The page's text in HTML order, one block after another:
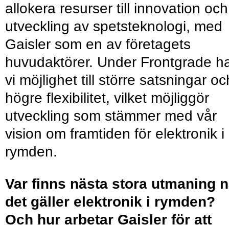
allokera resurser till innovation och
utveckling av spetsteknologi, med
Gaisler som en av företagets
huvudaktörer. Under Frontgrade
vi möjlighet till större satsningar
högre flexibilitet, vilket möjliggör
utveckling som stämmer med vår
vision om framtiden för elektronik i
rymden.
Var finns nästa stora utmaning
det gäller elektronik i rymden?
Och hur arbetar Gaisler för att